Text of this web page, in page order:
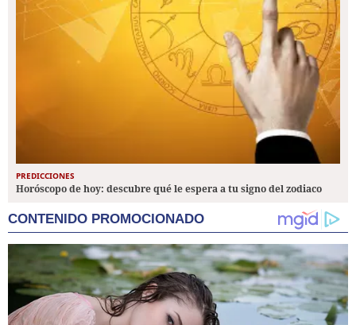
PREDICCIONES
Horóscopo de hoy: descubre qué le espera a tu signo del zodiaco
CONTENIDO PROMOCIONADO